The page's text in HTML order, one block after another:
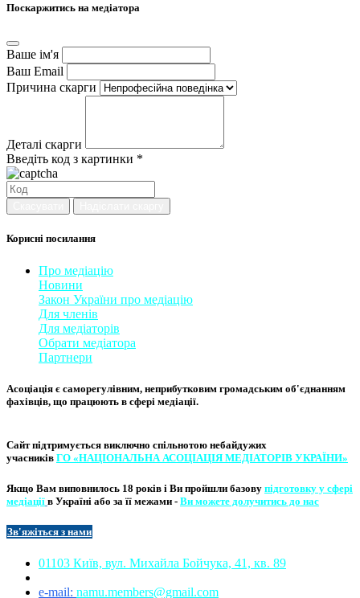
Поскаржитись на медіатора
Ваше ім'я
Ваш Email
Причина скарги
Деталі скарги
Введіть код з картинки *
Корисні посилання
Про медіацію
Новини
Закон України про медіаці​ю
Для членів
Для медіаторів
Обрати медіатора
Партнери
Асоціація є саморегулівним, неприбутковим громадським об'єднанням
фахівців, що працюють в сфері медіації. ​
Сайт підтримується виключно спільнотою небайдужих
учасників ГО «НАЦІОНАЛЬНА АСОЦІ​АЦІЯ МЕ​​ДІАТОРІВ УКРА​ЇНИ»
Якщо Вам виповнилось 18 років і Ви пройшли базову підготовку у сфері
медіації в Україні або за її межами - Ви можете долучитись до нас
Зв'яжіться з нами​​
01103 Київ, вул. Михайла Бойчука, 41, кв. 89​
e-mail: namu.members@gmail.com​